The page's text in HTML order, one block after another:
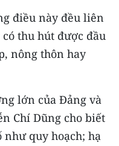
điều này đều liên
thu hút được đầu
nông thôn hay
lớn của Đảng và
Chí Dũng cho biết
quy hoạch; hạ